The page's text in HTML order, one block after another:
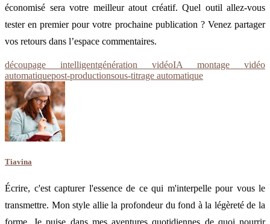
économisé sera votre meilleur atout créatif. Quel outil allez-vous
tester en premier pour votre prochaine publication ? Venez partager
vos retours dans l’espace commentaires.
découpage intelligentgénération vidéoIA montage vidéo
automatiquepost-productionsous-titrage automatique
Tiavina
Écrire, c'est capturer l'essence de ce qui m'interpelle pour vous le
transmettre. Mon style allie la profondeur du fond à la légèreté de la